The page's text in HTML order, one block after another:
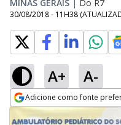
MINAS GERAIS | Do R7
30/08/2018 - 11H38
A+ A-
Adicione como fonte
Opens in new window